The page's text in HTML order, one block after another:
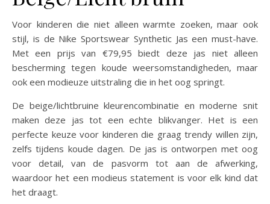
Voor kinderen die niet alleen warmte zoeken, maar ook
stijl, is de Nike Sportswear Synthetic Jas een must-have.
Met een prijs van €79,95 biedt deze jas niet alleen
bescherming tegen koude weersomstandigheden, maar
ook een modieuze uitstraling die in het oog springt.
De beige/lichtbruine kleurencombinatie en moderne snit
maken deze jas tot een echte blikvanger. Het is een
perfecte keuze voor kinderen die graag trendy willen zijn,
zelfs tijdens koude dagen. De jas is ontworpen met oog
voor detail, van de pasvorm tot aan de afwerking,
waardoor het een modieus statement is voor elk kind dat
het draagt.